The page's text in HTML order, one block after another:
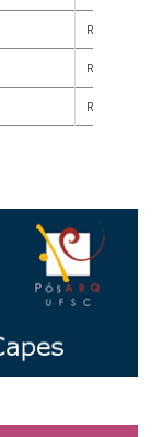
REPROVADO
REPROVADO
REPROVADO